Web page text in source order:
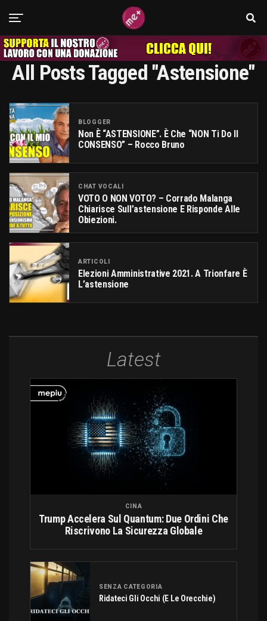
All Posts Tagged "astensione"
BLOGGER
Non È “ASTENSIONE”. È Che “NON Ti Do Il
CONSENSO” – Rocco Bruno
CHAT VOCALI
VOTO O NON VOTO? – Corrado Malanga
Chiarisce Sull’astensione E Risponde Alle
Obiezioni.
ARTICOLI
Elezioni Amministrative 2021. A Trionfare È
L’astensione
Latest
CINA
Trump Accelera Sul Quantum: Due Ordini Che
Riscrivono La Sicurezza Globale
SENZA CATEGORIA
Ridateci Gli Occhi (e Le Orecchie)